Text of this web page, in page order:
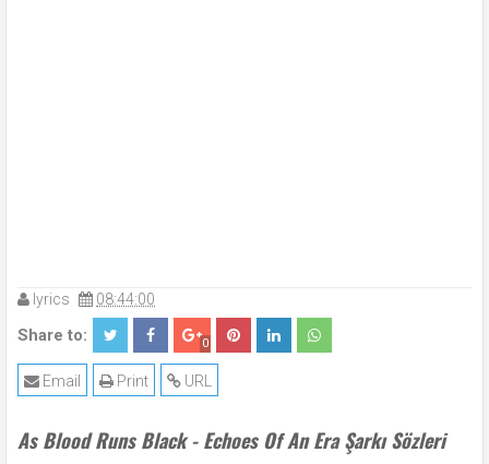
lyrics 08:44:00
Share to: 0
URL
Print
Email
As Blood Runs Black - Echoes Of An Era Şarkı Sözleri